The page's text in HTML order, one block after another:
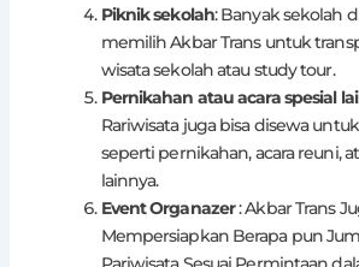
Piknik sekolah: Banyak sekolah
memilih Akbar Trans untuk
wisata sekolah atau study tour.
Pernikahan atau acara spesial
Rariwisata juga bisa disewa
seperti pernikahan, acara reuni,
lainnya.
Event Organazer: Akbar Trans
Mempersiapkan Berapa pun